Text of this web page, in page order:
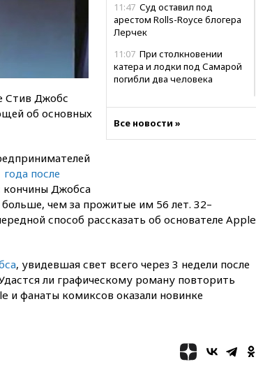
11:47 Суд оставил под
арестом Rolls-Royce блогера
Лерчек
11:07 При столкновении
катера и лодки под Самарой
погибли два человека
обломков дрона
08:42 Силы ПВО сбили почти
400 БПЛА над российскими
регионами
Все новости »
Стив Джобс
об основных
после
Джобса
чем за прожитые им 56 лет. 32–
способ рассказать об основателе Apple
, увидевшая свет всего через 3 недели после
ли графическому роману повторить
и фанаты комиксов оказали новинке